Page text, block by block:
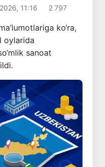
11:16 2 797
ko‘ra,
oylarida
sanoat